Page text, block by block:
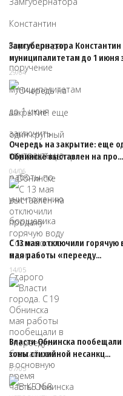
Замгубернатора
муниципалитетам до 1 июня
29/04
Очередь на закрытие: еще
Обнинске выставлен на про…
04/06
С 13 мая отключили горячую
мая работы «перееду…
14/05
Власти Обнинска
зоны стихийной несанкц…
07/05